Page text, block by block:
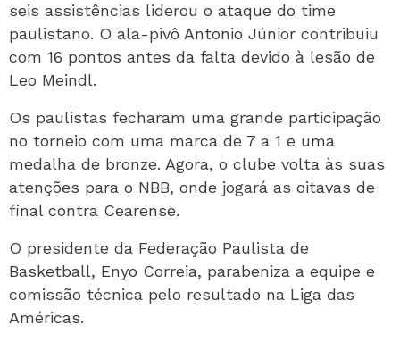
seis assistências liderou o ataque do time
paulistano. O ala-pivô Antonio Júnior contribuiu
com 16 pontos antes da falta devido à lesão de
Leo Meindl.
Os paulistas fecharam uma grande participação
no torneio com uma marca de 7 a 1 e uma
medalha de bronze. Agora, o clube volta às suas
atenções para o NBB, onde jogará as oitavas de
final contra Cearense.
O presidente da Federação Paulista de
Basketball, Enyo Correia, parabeniza a equipe e
comissão técnica pelo resultado na Liga das
Américas.